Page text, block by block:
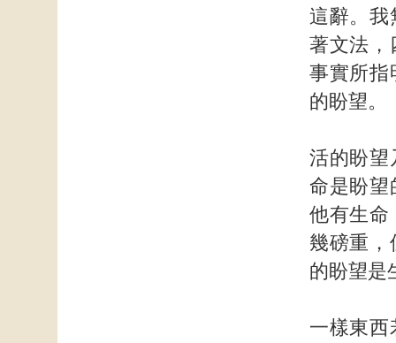
這辭。我
著文法，
事實所指
的盼望。
活的盼望
命是盼望
他有生命
幾磅重，
的盼望是
一樣東西